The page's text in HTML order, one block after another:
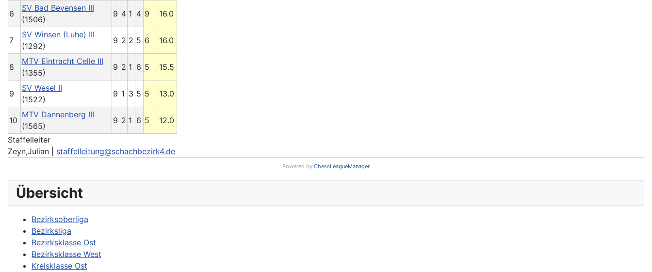
Übersicht
Bezirksoberliga
Bezirksliga
Bezirksklasse Ost
Bezirksklasse West
Kreisklasse Ost
6
SV Bad Bevensen III
(1506)
9 4 1 4 9 16.0
7
SV Winsen (Luhe) III
(1292)
9 2 2 5 6 16.0
8
MTV Eintracht Celle III
(1355)
9 2 1 6 5 15.5
9
SV Wesel II
(1522)
9 1 3 5 5 13.0
10
MTV Dannenberg III
(1565)
9 2 1 6 5
12.0
Staffelleiter
Zeyn,Julian | staffelleitung@schachbezirk4.de
Powered by ChessLeagueManager